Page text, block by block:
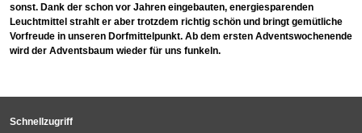
sonst. Dank der schon vor Jahren eingebauten, energiesparenden
Leuchtmittel strahlt er aber trotzdem richtig schön und bringt gemütliche
Vorfreude in unseren Dorfmittelpunkt. Ab dem ersten Adventswochenende
wird der Adventsbaum wieder für uns funkeln.
Schnellzugriff